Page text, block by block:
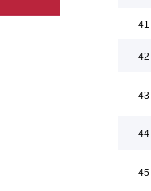
41
42
43
44
45